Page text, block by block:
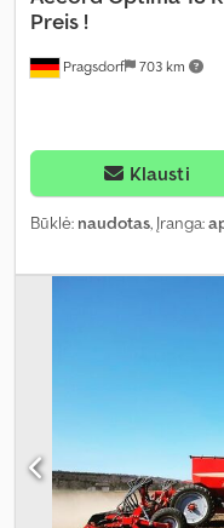
Pragsdorf 703 km
Preis !
Klausti
Būklė: naudotas, Įranga: